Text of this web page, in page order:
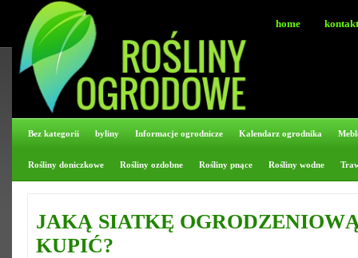
home kontakt
Bez kategorii byliny Informacje ogrodnicze Kalendarz ogrodnika
Rośliny doniczkowe Rośliny ozdobne Rośliny pnące Rośliny wodne
JAKĄ SIATKĘ
KUPIĆ?